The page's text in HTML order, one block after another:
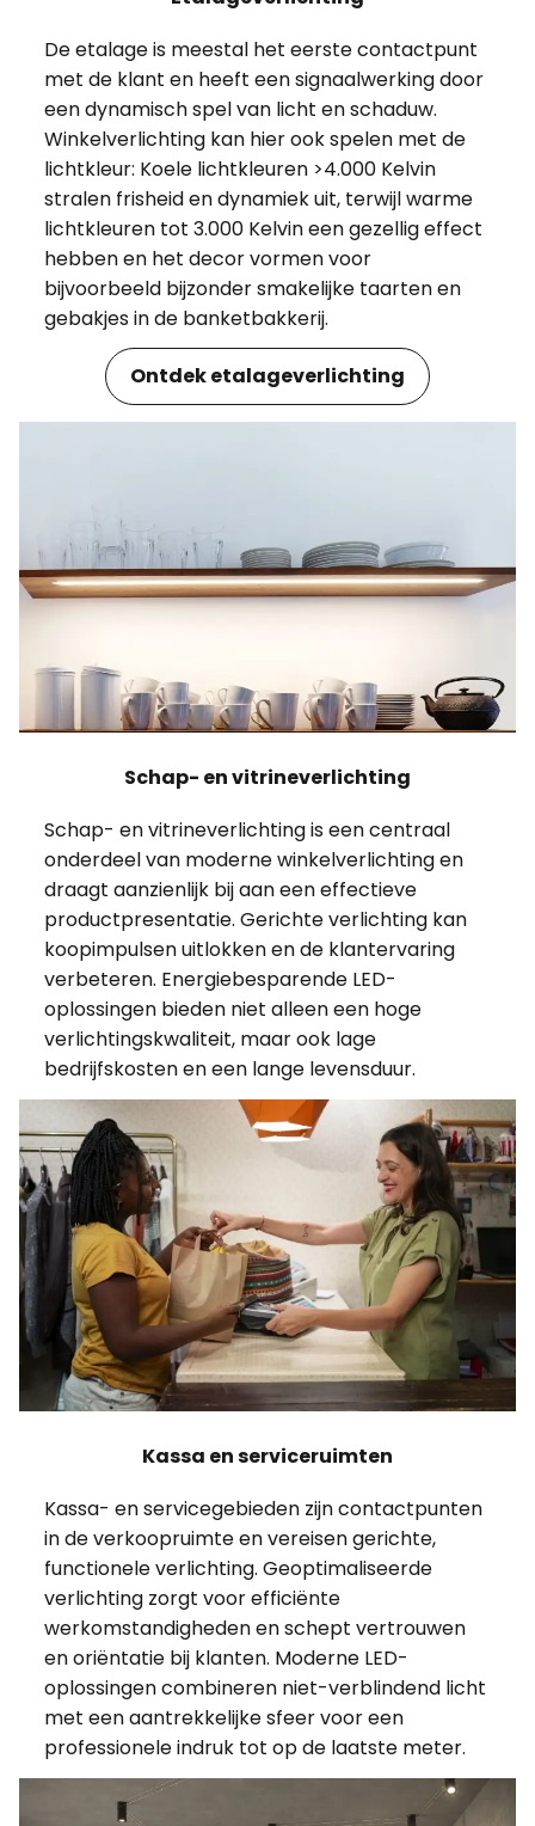
De etalage is meestal het eerste contactpunt
met de klant en heeft een signaalwerking door
een dynamisch spel van licht en schaduw.
Winkelverlichting kan hier ook spelen met de
lichtkleur: Koele lichtkleuren >4.000 Kelvin
stralen frisheid en dynamiek uit, terwijl warme
lichtkleuren tot 3.000 Kelvin een gezellig effect
hebben en het decor vormen voor
bijvoorbeeld bijzonder smakelijke taarten en
gebakjes in de banketbakkerij.
Ontdek etalageverlichting
Schap- en vitrineverlichting
Schap- en vitrineverlichting is een centraal
onderdeel van moderne winkelverlichting en
draagt aanzienlijk bij aan een effectieve
productpresentatie. Gerichte verlichting kan
koopimpulsen uitlokken en de klantervaring
verbeteren. Energiebesparende LED-
oplossingen bieden niet alleen een hoge
verlichtingskwaliteit, maar ook lage
bedrijfskosten en een lange levensduur.
Kassa en serviceruimten
Kassa- en servicegebieden zijn contactpunten
in de verkoopruimte en vereisen gerichte,
functionele verlichting. Geoptimaliseerde
verlichting zorgt voor efficiënte
werkomstandigheden en schept vertrouwen
en oriëntatie bij klanten. Moderne LED-
oplossingen combineren niet-verblindend licht
met een aantrekkelijke sfeer voor een
professionele indruk tot op de laatste meter.